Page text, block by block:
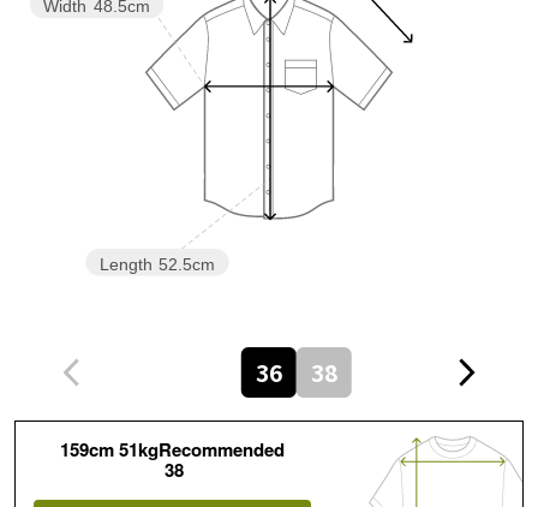
Length 52.5cm
Width 48.5cm
36 38
159cm 51kgRecommended
38